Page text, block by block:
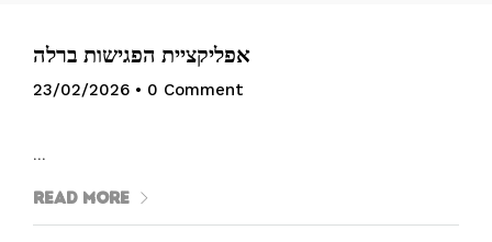
אפליקציית הפגישות ברלה
23/02/2026 • 0 Comment
…
Read More